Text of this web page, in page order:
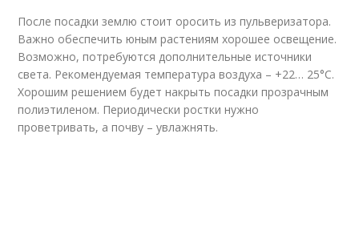
После посадки землю стоит оросить из пульверизатора.
Важно обеспечить юным растениям хорошее освещение.
Возможно, потребуются дополнительные источники
света. Рекомендуемая температура воздуха – +22… 25°С.
Хорошим решением будет накрыть посадки прозрачным
полиэтиленом. Периодически ростки нужно
проветривать, а почву – увлажнять.